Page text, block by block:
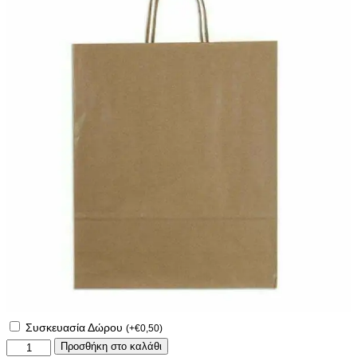
Συσκευασία Δώρου (+€0,50)
ΑναμνηστικόΠροσθήκη στο καλάθι